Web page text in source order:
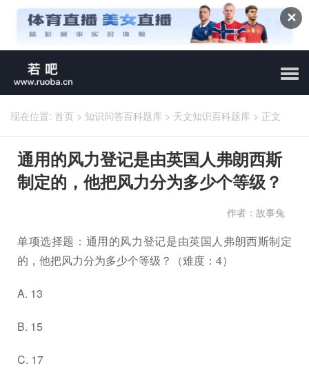
✕
现在位置: 首页 > 知识问答百科题库 > 天文知识百科题库 > 正文
通用的风力登记是由英国人弗朗西斯
制定的，他把风力分为多少个等级？
作者：故事兔
单项选择题：通用的风力登记是由英国人弗朗西斯制定
的，他把风力分为多少个等级？（难度：4）
A. 13
B. 15
C. 17